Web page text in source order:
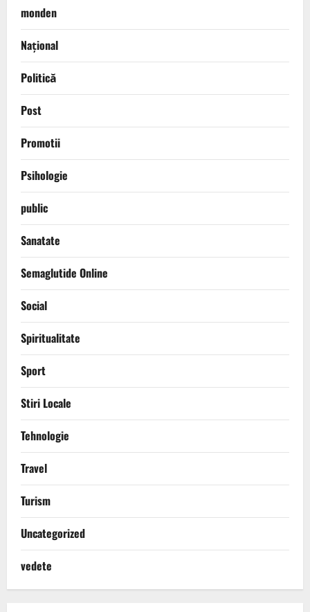
monden
Național
Politică
Post
Promotii
Psihologie
public
Sanatate
Semaglutide Online
Social
Spiritualitate
Sport
Stiri Locale
Tehnologie
Travel
Turism
Uncategorized
vedete